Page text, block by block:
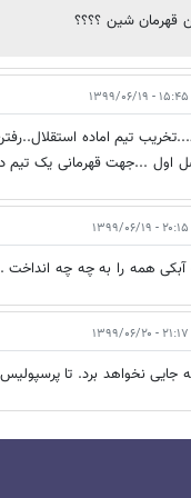
قهرمان شین ؟؟؟؟
۱۵:۴۵ - ۱۳۹۹/۰۶/۱۹
تیم اماده
اول ...جهت قهرمانی یک تیم
۲۰:۱۵ - ۱۳۹۹/۰۶/۱۹
آبکی همه را به چه چه انداخت .
۲۱:۱۷ - ۱۳۹۹/۰۶/۲۰
جایی نخواهد برد. تا